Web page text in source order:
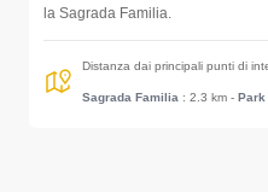
la Sagrada Familia.
Distanza dai principali punti di
Sagrada Familia : 2.3 km - Park